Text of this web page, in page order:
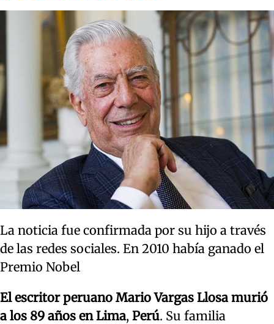
La noticia fue confirmada por su hijo a través
de las redes sociales. En 2010 había ganado el
Premio Nobel
El escritor peruano Mario Vargas Llosa murió
a los 89 años en Lima, Perú. Su familia